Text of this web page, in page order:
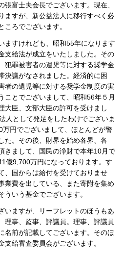
張富士夫会長でございます。現在、
ますが、新公益法人に移行すべく必
ろでございます。
ますけれども、昭和55年になります
支給法が成立をいたしました。その
犯罪被害者の遺児等に対する奨学金
決議がなされました。経済的に困
者の遺児等に対する奨学金制度の実
ことでございまして、昭和56年５月
大臣、文部大臣の許可を受けまし
人として発足をしたわけでございま
円でございまして、ほとんどが警
た。その後、財界を始め各界、各
きまして、国民の浄財で本年10月で
億9,700万円になっております。す
、国からは給付を受けておりませ
業費を出している、また寄附を集め
いう基金でございます。
いますが、リーフレットのほうもあ
理事、監事、評議員。理事、評議員
名前が記載してございます。そのほ
給審査委員会がございます。